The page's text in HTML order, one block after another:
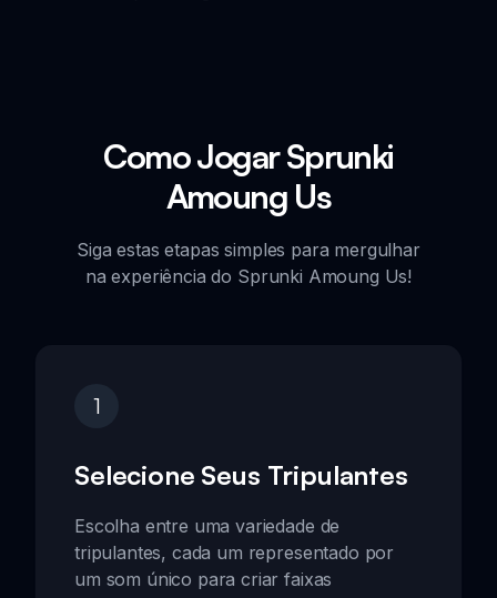
Como Jogar Sprunki
Amoung Us
Siga estas etapas simples para mergulhar
na experiência do Sprunki Amoung Us!
1
Selecione Seus Tripulantes
Escolha entre uma variedade de
tripulantes, cada um representado por
um som único para criar faixas